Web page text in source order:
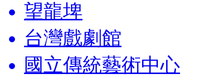
望龍埤
台灣戲劇館
國立傳統藝術中心